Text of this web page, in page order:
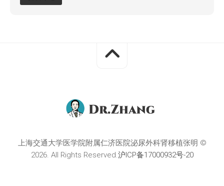
上海交通大学医学院附属仁济医院泌尿外科肾移植张明 ©
2026. All Rights Reserved.沪ICP备17000932号-20